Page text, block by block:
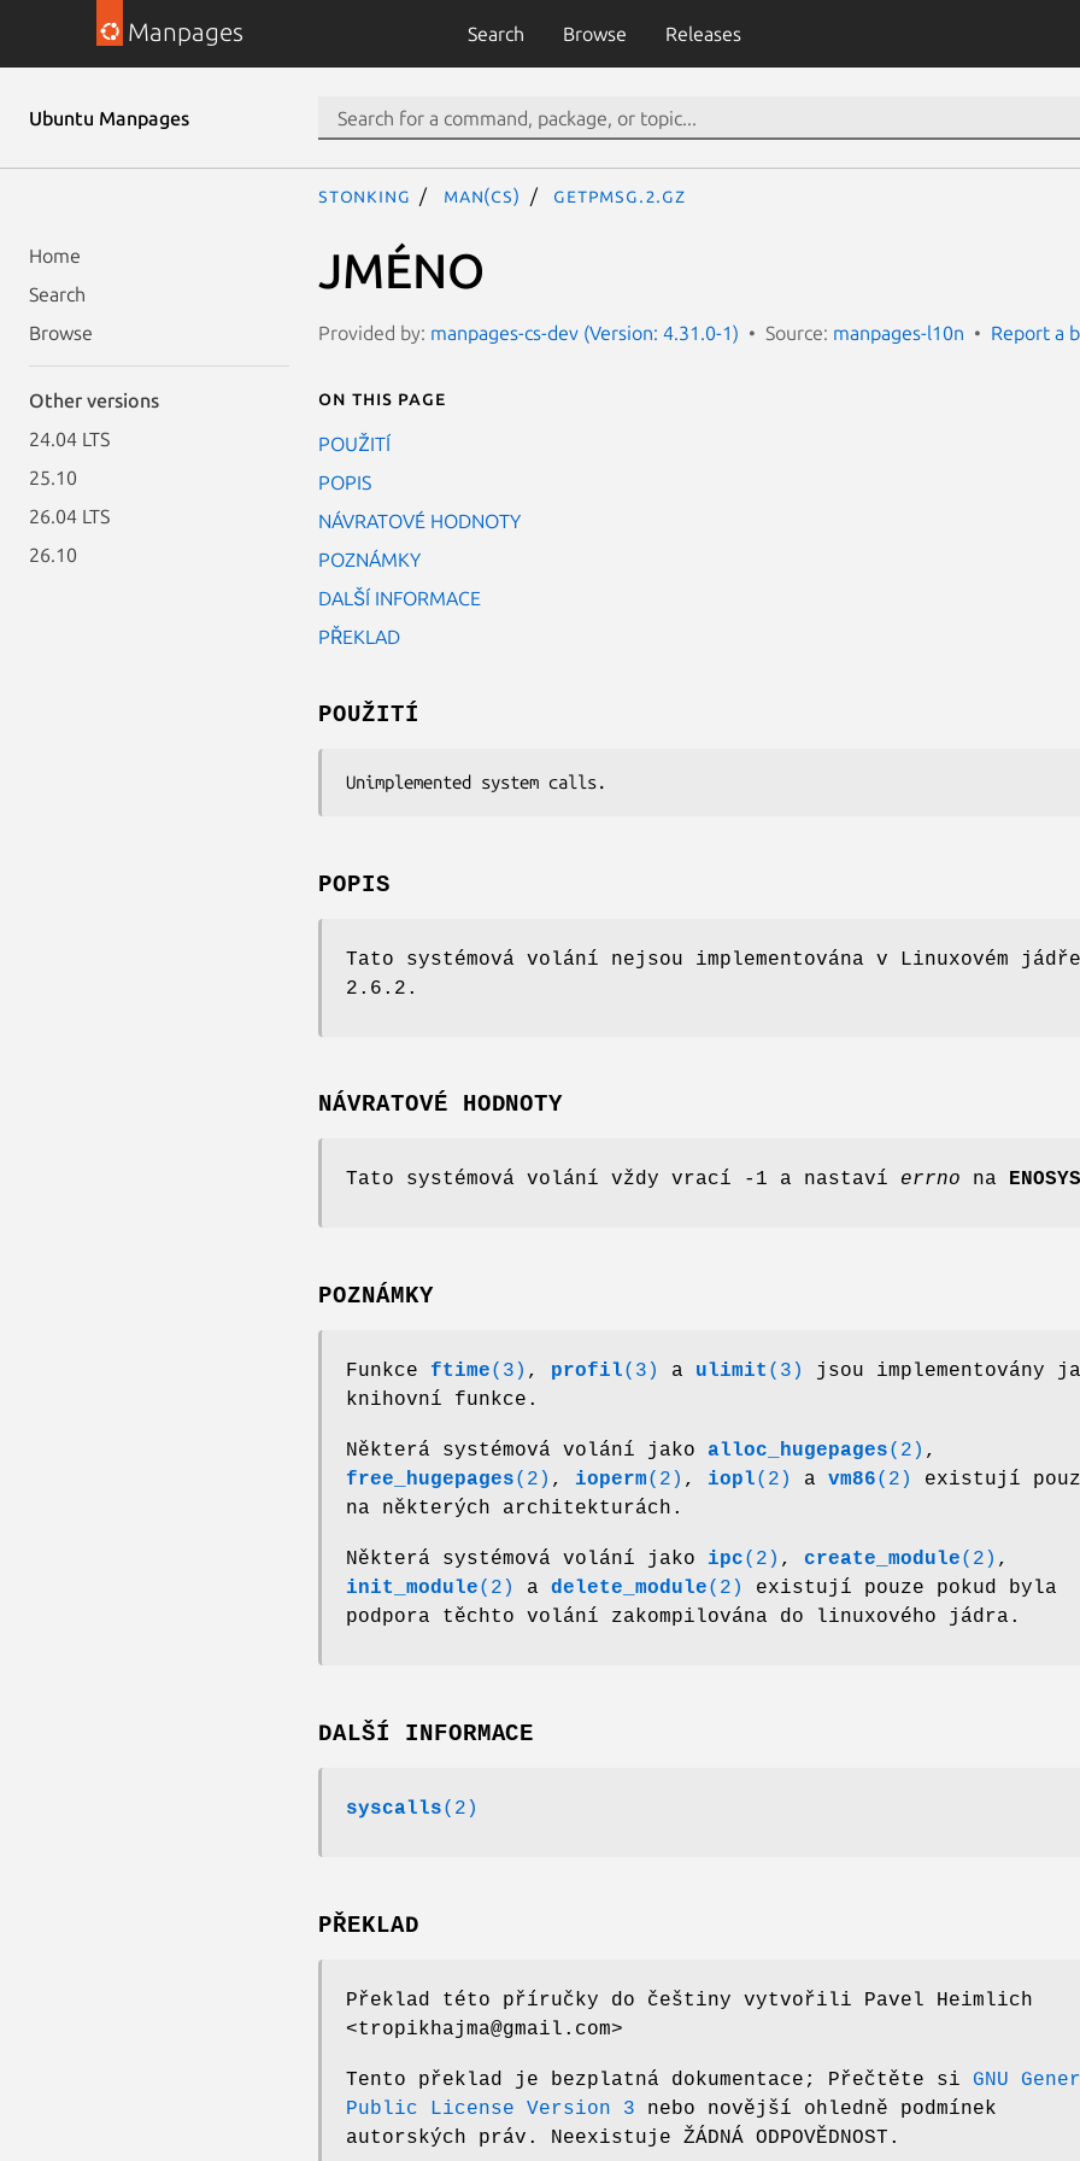
Manpages Search Browse Releases
Ubuntu Manpages
Home
Search
Browse
Other versions
24.04 LTS
25.10
26.04 LTS
26.10
stonking man(cs) getpmsg.2.gz
JMÉNO
Provided by: manpages-cs-dev (Version: 4.31.0-1) Source: manpages-l10n Report a
On this page
POUŽITÍ
POPIS
NÁVRATOVÉ HODNOTY
POZNÁMKY
DALŠÍ INFORMACE
PŘEKLAD
POUŽITÍ
Unimplemented system calls.
POPIS
Tato systémová volání nejsou implementována v Linuxovém jádře
2.6.2.
NÁVRATOVÉ HODNOTY
Tato systémová volání vždy vrací -1 a nastaví errno na ENOSYS
POZNÁMKY
Funkce ftime(3) , profil(3) a ulimit (3)
jsou implementovány
knihovní funkce.
Některá systémová volání jako alloc_hugepages(2) ,
free_hugepages(2) , ioperm(2) , iopl(2) a vm86(2)
existují
na některých architekturách.
Některá systémová volání jako ipc(2) , create_module(2) ,
init_module(2) a delete_module(2)
existují pouze pokud byla
podpora těchto volání zakompilována do linuxového jádra.
DALŠÍ INFORMACE
syscalls(2)
PŘEKLAD
Překlad této příručky do češtiny vytvořili Pavel Heimlich
<tropikhajma@gmail.com>
Tento překlad je bezplatná dokumentace; Přečtěte si GNU
Public License Version 3 nebo novější ohledně podmínek
autorských práv. Neexistuje ŽÁDNÁ ODPOVĚDNOST.